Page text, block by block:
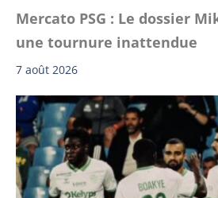
Mercato PSG : Le dossier
une tournure inattendue
7 août 2026